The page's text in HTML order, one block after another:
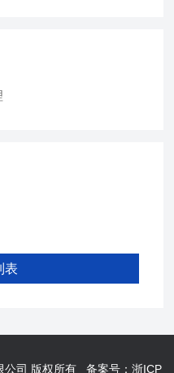
表
公司 版权所有备案号：浙ICP